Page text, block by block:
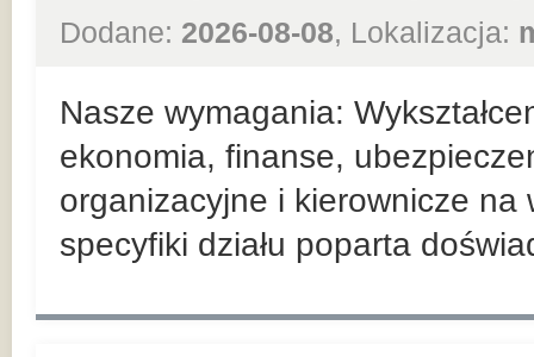
Dodane: 2026-08-08, Lokalizacja:
Nasze wymagania:
ekonomia, finanse,
organizacyjne i kierownicze
specyfiki działu poparta